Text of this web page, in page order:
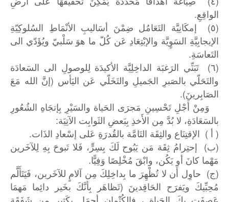
الواقِعِ.
(٥) إمكَانِيَّة التَعَامُل ضِمْنَ أسَاليبِ الأنْمَاطِ السُلوكِيّةِ
الإيجابِيَّةِ السَوٍيَّة والإبْتِعَادِ عَن كُلّ ما هوَ سَلْبيّ ويُؤَدّي الى
التَعاسَةِ.
(٦) تَبَنِّي الرَغبَة الداخِلِيَّة الأكيدَة لِلوصولِ الى السَعادَة
والتَحَلّي بالصَبرِ الجَميلِ والتَخَلّي عَن اليَأس (إنَّ الله مَعَ
الصَابِرينَ).
وَمِنْ أَجْلِ تَحْسِينِ مَجرَى الحَياة والسَيْرِ بِإتجَاهِ الشُعُورِ
بالسَعَادَةِ، لا بُدَّ مِن الأَخذِ بِبَعضِ الثَوابِت الآتِيَة:
( أ ) الإقتِنَاع والثِقَة التَامَّة بالقُدرَةِ عَلى إسْعادِ الذَات.
(ب) إحتِرامُ ثِقَة مَن يَبُوح لَكَ بِسِرٍّ، فَلا تَبوحَ بِهِ لِلآخَرين
مَهْما كانَ أو يَكُن، وابْقَ مُخْلِصًا وَفِيًّا.
(ج) حاوِل أَن لا تُظْهِرَ ما بِداخِلِكَ مِن آلامٍ للآخَرين، فَيَتَأَلَّم
مُحِبِّيكَ ويَفرَح الحَاقِدينَ (تَظاهَر بِأنَّكَ بخَير دائِما مَهمَا
عَصِفَت بِكَ الحَياة ، فالكُتْمان أجمَل بِكَثير مِن شَفَقَةِ